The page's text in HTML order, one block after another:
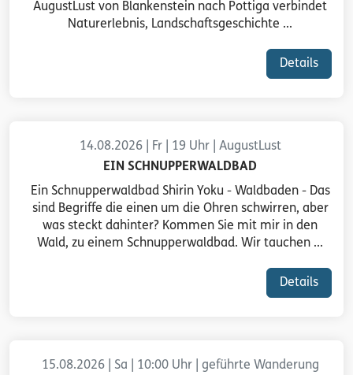
AugustLust von Blankenstein nach Pottiga verbindet
Naturerlebnis, Landschaftsgeschichte ...
Details
14.08.2026 | Fr | 19 Uhr | AugustLust
EIN SCHNUPPERWALDBAD
Ein Schnupperwaldbad Shirin Yoku - Waldbaden - Das
sind Begriffe die einen um die Ohren schwirren, aber
was steckt dahinter? Kommen Sie mit mir in den
Wald, zu einem Schnupperwaldbad. Wir tauchen ...
Details
15.08.2026 | Sa | 10:00 Uhr | geführte Wanderung